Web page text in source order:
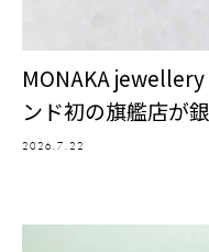
MONAKA
ンド初の旗艦店が
2026.7.22